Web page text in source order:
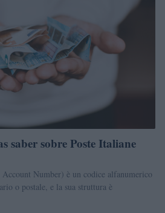
saber sobre Poste Italiane
Number) è un codice alfanumerico
o postale, e la sua struttura è